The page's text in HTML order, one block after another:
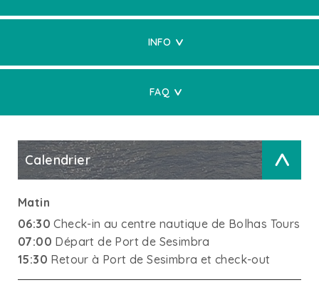
INFO
FAQ
Calendrier >
Matin
06:30 Check-in au centre nautique de Bolhas Tours
07:00 Départ de Port de Sesimbra
15:30 Retour à Port de Sesimbra et check-out